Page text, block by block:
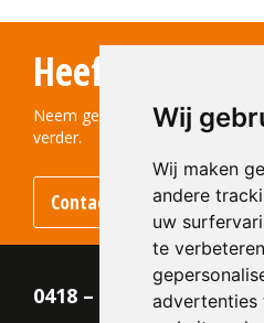
Wij
Wij maken
andere
uw
te
advertenties
Heeft u vragen?
Neem gerust contact met ons
verder.
Contact opnemen
0418 – 55 22 21